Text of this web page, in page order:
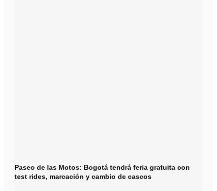
Paseo de las Motos: Bogotá tendrá feria gratuita con
test rides, marcación y cambio de cascos